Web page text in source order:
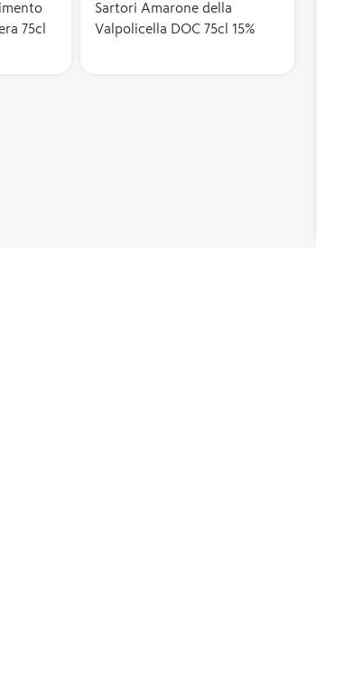
75cl
Sartori Amarone della
Valpolicella DOC 75cl 15%